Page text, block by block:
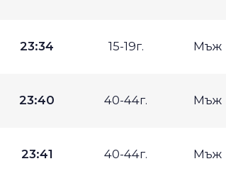
23:34 15-19г. Мъж
23:40 40-44г. Мъж
23:41 40-44г. Мъж